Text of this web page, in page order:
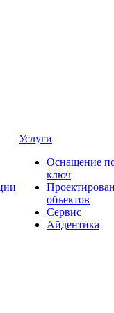
Услуги
Оснащение
ключ
объектов
Сервис
Айдентика